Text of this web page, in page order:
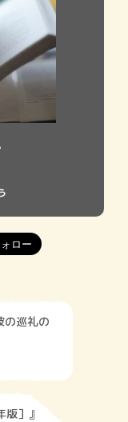
の巡礼の
］』